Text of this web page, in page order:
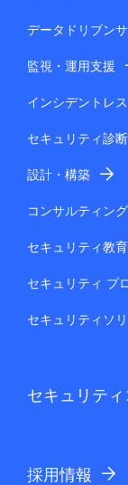
データドリブン
監視・運用支援
インシデントレ
セキュリティ診断
設計・構築
コンサルティング
セキュリティ教育
セキュリティ プ
セキュリティソ
セキュリティ
採用情報